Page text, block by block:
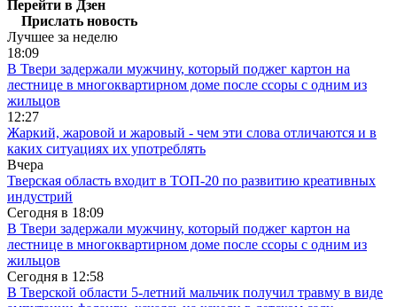
Перейти в Дзен
Прислать новость
Лучшее за неделю
18:09
В Твери задержали мужчину, который поджег картон на
лестнице в многоквартирном доме после ссоры с одним из
жильцов
12:27
Жаркий, жаровой и жаровый - чем эти слова отличаются и в
каких ситуациях их употреблять
Вчера
Тверская область входит в ТОП-20 по развитию креативных
индустрий
Сегодня в 18:09
В Твери задержали мужчину, который поджег картон на
лестнице в многоквартирном доме после ссоры с одним из
жильцов
Сегодня в 12:58
В Тверской области 5-летний мальчик получил травму в виде